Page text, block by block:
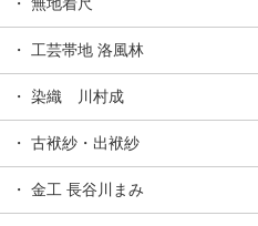
・ 無地着尺
・ 工芸帯地 洛風林
・ 染織 川村成
・ 古袱紗・出袱紗
・ 金工 長谷川まみ